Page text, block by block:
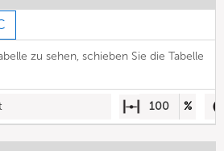
zu sehen, schieben Sie die Tabelle
100 %